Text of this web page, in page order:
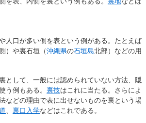
人口が多い側を表という例がある。たとえば
）や裏石垣（沖縄県の石垣島北部）などの用
として、一般には認められていない方法、隠
う例もある。 裏技はこれに当たる。さらによ
などの理由で表に出せないものを裏という場
、 裏口入学などはこれである。